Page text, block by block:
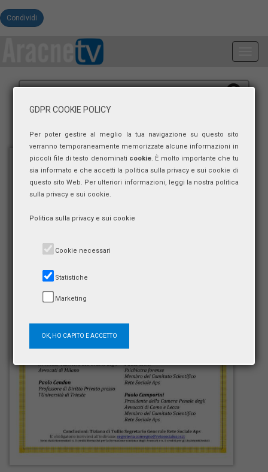
Condividi
GDPR COOKIE POLICY
Per poter gestire al meglio la tua navigazione su questo sito
verranno temporaneamente memorizzate alcune informazioni in
piccoli file di testo denominati cookie. È molto importante che tu
sia informato e che accetti la politica sulla privacy e sui cookie di
questo sito Web. Per ulteriori informazioni, leggi la nostra politica
sulla privacy e sui cookie.
Politica sulla privacy e sui cookie
Cookie necessari
Statistiche
Marketing
OK, HO CAPITO E ACCETTO